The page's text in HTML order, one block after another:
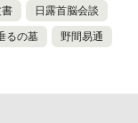
日露首脳会談
るの墓 野間易通